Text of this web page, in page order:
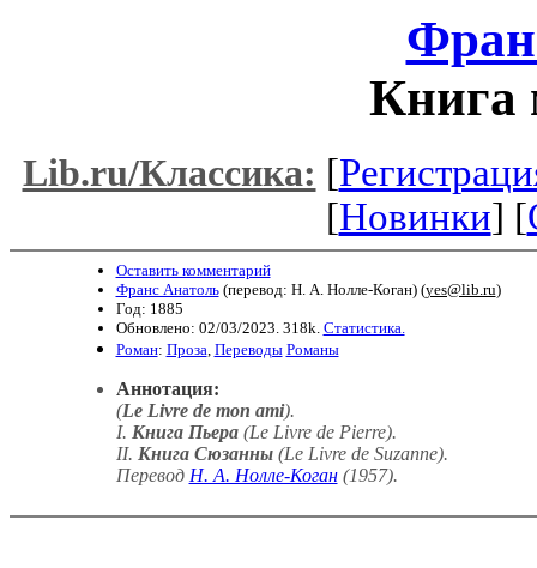
Книга
Lib.ru/Классика: [
[Новинки] [
Оставить комментарий
Франс Анатоль(перевод: Н. А. Нолле-Коган) (yes@lib.ru)
Год: 1885
Обновлено: 02/03/2023. 318k. Статистика.
Роман: Проза Переводы Романы
Аннотация:
(Le Livre de mon ami).
I. Книга Пьера(Le Livre de Pierre).
II. Книга Сюзанны(Le Livre de Suzanne).
Перевод Н. А. Нолле-Коган(1957).